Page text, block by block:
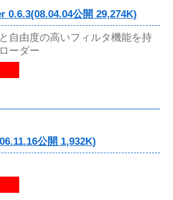
0.6.3(08.04.04公開 29,274K)
自由度の高いフィルタ機能を持
ーダー
公開 1,932K)